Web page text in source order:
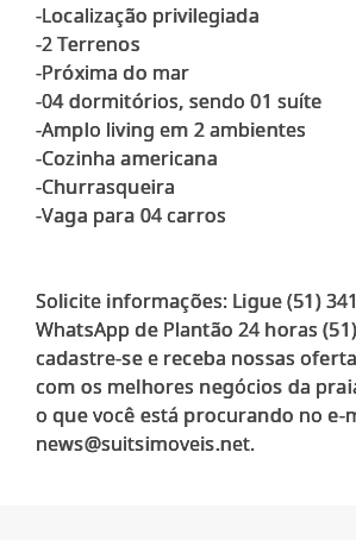
-Localização privilegiada
-2 Terrenos
-Próxima do mar
-04 dormitórios, sendo 01 suíte
-Amplo living em 2 ambientes
-Cozinha americana
-Churrasqueira
-Vaga para 04 carros
Solicite informações: Ligue (51)
WhatsApp de Plantão 24 horas
cadastre-se e receba nossas
com os melhores negócios da
o que você está procurando no e-